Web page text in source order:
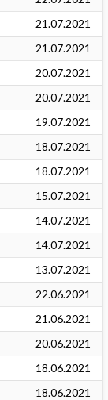
21.07.2021
21.07.2021
20.07.2021
20.07.2021
19.07.2021
18.07.2021
18.07.2021
15.07.2021
14.07.2021
14.07.2021
13.07.2021
22.06.2021
21.06.2021
20.06.2021
18.06.2021
18.06.2021